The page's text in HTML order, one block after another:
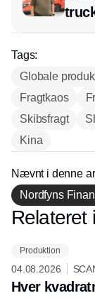
Tags:
Globale
Fragtkaos
Skibsfragt
Kina
Nævnt i denne
Nordfyns
Relateret
Produktion
04.08.2026
Hver